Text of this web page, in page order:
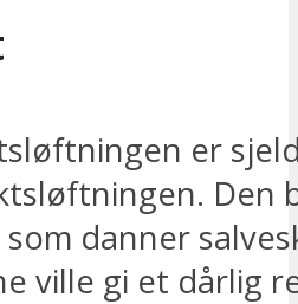
er
Den
danner
ville gi et dårlig